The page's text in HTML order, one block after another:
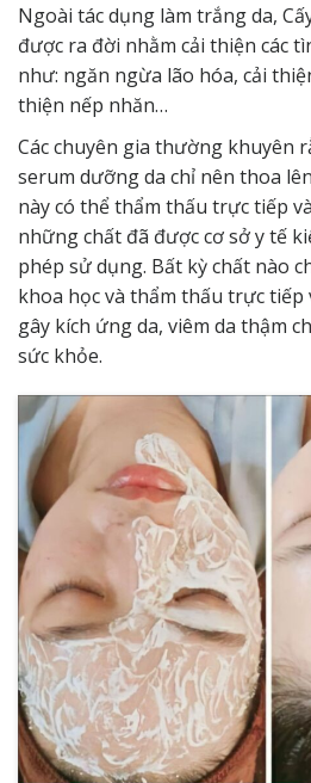
Ngoài tác dụng làm trắng da,
được ra đời nhằm cải thiện các
như: ngăn ngừa lão hóa, cải
thiện nếp nhăn…
Các chuyên gia thường khuyên
serum dưỡng da chỉ nên thoa
này có thể thẩm thấu trực tiếp
những chất đã được cơ sở y tế
phép sử dụng. Bất kỳ chất nào
khoa học và thẩm thấu trực tiếp
gây kích ứng da, viêm da thậm
sức khỏe.